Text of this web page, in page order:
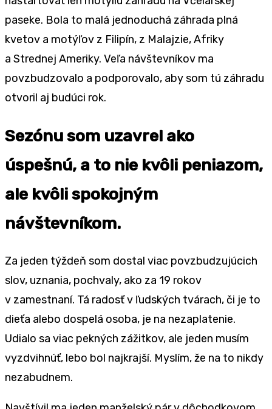
paseke. Bola to malá jednoduchá záhrada plná
kvetov a motýľov z Filipín, z Malajzie, Afriky
a Strednej Ameriky. Veľa návštevníkov ma
povzbudzovalo a podporovalo, aby som tú záhradu
otvoril aj budúci rok.
Sezónu som uzavrel ako
úspešnú, a to nie kvôli peniazom,
ale kvôli spokojným
návštevníkom.
Za jeden týždeň som dostal viac povzbudzujúcich
slov, uznania, pochvaly, ako za 19 rokov
v zamestnaní. Tá radosť v ľudských tvárach, či je to
dieťa alebo dospelá osoba, je na nezaplatenie.
Udialo sa viac pekných zážitkov, ale jeden musím
vyzdvihnúť, lebo bol najkrajší. Myslím, že na to nikdy
nezabudnem.